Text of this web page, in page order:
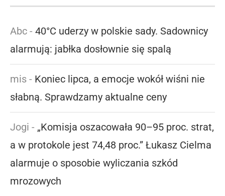
Abc - 40°C uderzy w polskie sady. Sadownicy
alarmują: jabłka dosłownie się spalą
mis - Koniec lipca, a emocje wokół wiśni nie
słabną. Sprawdzamy aktualne ceny
Jogi - „Komisja oszacowała 90–95 proc. strat,
a w protokole jest 74,48 proc.” Łukasz Cielma
alarmuje o sposobie wyliczania szkód
mrozowych